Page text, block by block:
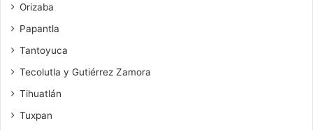
Orizaba
Papantla
Tantoyuca
Tecolutla y Gutiérrez Zamora
Tihuatlán
Tuxpan